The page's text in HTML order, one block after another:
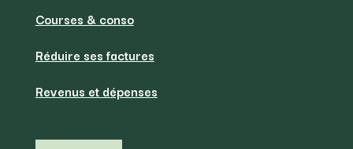
Courses & conso
Réduire ses factures
Revenus et dépenses